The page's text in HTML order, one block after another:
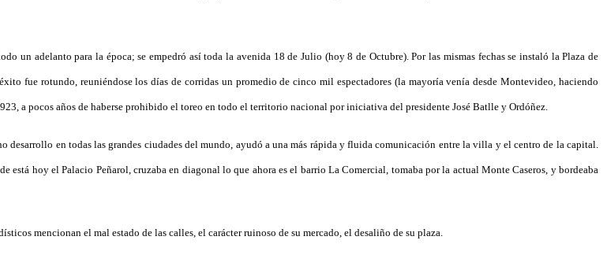
un adelanto para la época; se empedró así toda la avenida 18 de Julio (hoy 8 de Octubre). Por las mismas fechas se instaló la Plaza de
fue rotundo, reuniéndose los días de corridas un promedio de cinco mil espectadores (la mayoría venía desde Montevideo, haciendo
a pocos años de haberse prohibido el toreo en todo el territorio nacional por iniciativa del presidente José Batlle y Ordóñez.
desarrollo en todas las grandes ciudades del mundo, ayudó a una más rápida y fluida comunicación entre la villa y el centro de la capital.
está hoy el Palacio Peñarol, cruzaba en diagonal lo que ahora es el barrio La Comercial, tomaba por la actual Monte Caseros, y bordeaba
mencionan el mal estado de las calles, el carácter ruinoso de su mercado, el desaliño de su plaza.